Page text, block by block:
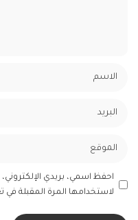
احفظ اسمي، بريدي
لاستخدامها المرة المقبلة في